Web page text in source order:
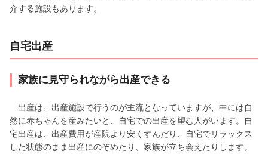
介する施設もあります。
自宅出産
家族に見守られながら出産できる
出産は、出産施設で行うのが主流となっていますが、中には自
然に赤ちゃんを産みたいと、自宅での出産を望む人がいます。自
宅出産は、出産費用が産院より安くすんだり、自宅でリラックス
した状態のまま出産にのぞめたり、家族が立ち会えたりします。